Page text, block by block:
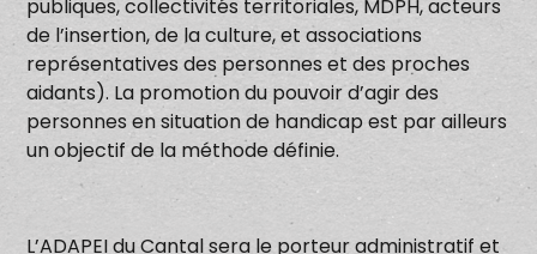
publiques, collectivités territoriales, MDPH, acteurs
de l’insertion, de la culture, et associations
représentatives des personnes et des proches
aidants). La promotion du pouvoir d’agir des
personnes en situation de handicap est par ailleurs
un objectif de la méthode définie.
L’ADAPEI du Cantal sera le porteur administratif et